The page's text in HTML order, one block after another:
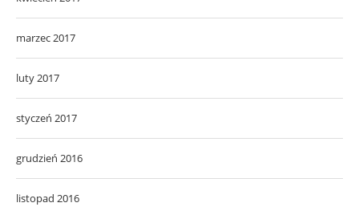
marzec 2017
luty 2017
styczeń 2017
grudzień 2016
listopad 2016